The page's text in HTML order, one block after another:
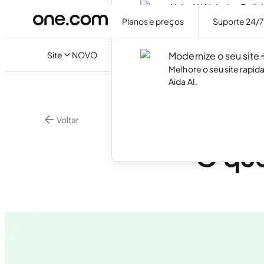
Planos e preços Suporte 24/7
Site NOVO
Aida AI Website
Crie o seu próprio
Modernize o seu site
Melhore o seu site
Aida AI.
Voltar
O